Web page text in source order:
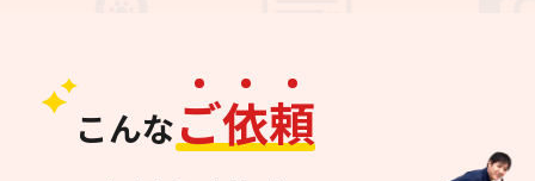
こんなご依頼